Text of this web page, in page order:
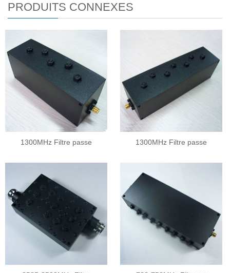
PRODUITS CONNEXES
1300MHz Filtre passe 1300MHz Filtre passe